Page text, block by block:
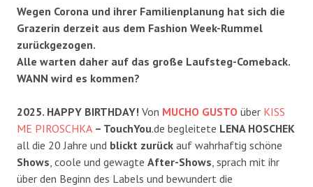
Wegen Corona und ihrer Familienplanung hat sich die
Grazerin derzeit aus dem Fashion Week-Rummel
zurückgezogen.
Alle warten daher auf das große Laufsteg-Comeback.
WANN wird es kommen?
2025. HAPPY BIRTHDAY! Von MUCHO GUSTO über KISS
ME PIROSCHKA – TouchYou.de begleitete LENA HOSCHEK
all die 20 Jahre und blickt zurück auf wahrhaftig schöne
Shows , coole und gewagte After-Shows , sprach mit ihr
über den Beginn des Labels und bewundert die